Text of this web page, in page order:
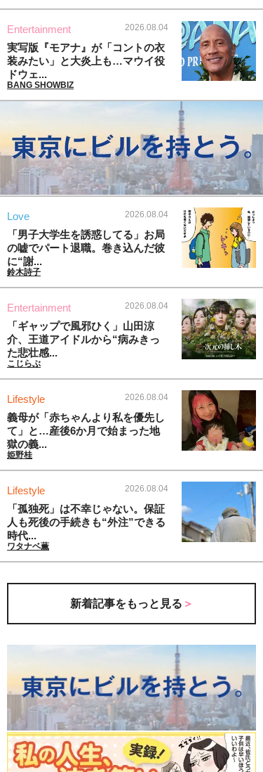
Entertainment 2026.08.04
実写版『モアナ』が「コントの衣
装みたい」と大炎上も…マウイ役
ドウェ...
BANG SHOWBIZ
Love 2026.08.04
「男子大学生を誘惑してる」お局
の嘘でパート退職。巻き込んだ彼
に“謝...
鈴木詩子
Entertainment 2026.08.04
「ギャップで風邪ひく」山田涼
介、王道アイドルから“病みきっ
た悲壮感...
こじらぶ
Lifestyle 2026.08.04
義母が「赤ちゃんより私を優先し
て」と…産後6か月で始まった地
獄の義...
姫野桂
Lifestyle 2026.08.04
「孤独死」は不幸じゃない。保証
人も死後の手続きも“外注”できる
時代...
ワタナベ薫
新着記事をもっと見る